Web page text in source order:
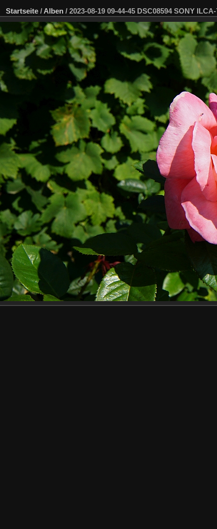
Startseite / Alben / 2023-08-19 09-44-45 DSC08594 SONY